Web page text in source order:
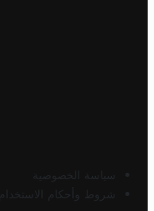
سياسة الخصوصية
شروط وأحكام الاستخدام